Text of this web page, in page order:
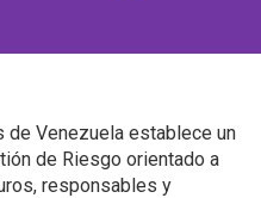
de Venezuela establece un
de Riesgo orientado a
responsables y